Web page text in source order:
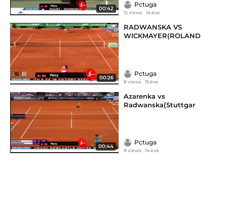
00:42
Pctuga
12 views 14 éve
00:26
RADWANSKA VS
WICKMAYER(ROLAND
Pctuga
8 views 15 éve
00:44
Azarenka vs
Radwanska(Stuttgar
Pctuga
8 views 14 éve